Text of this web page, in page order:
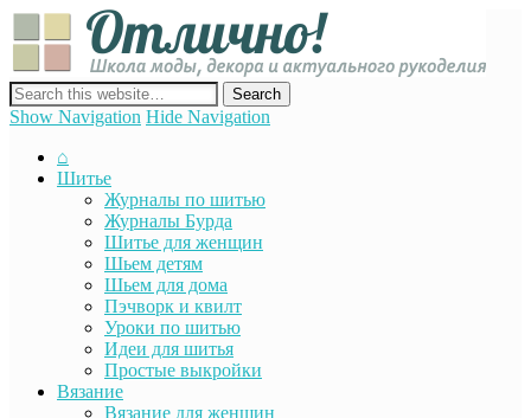
сайт о декоре, дизайне и моде, вязании, шитье и других видах
рукоделия
Show Navigation Hide Navigation
⌂
Шитье
Журналы по шитью
Журналы Бурда
Шитье для женщин
Шьем детям
Шьем для дома
Пэчворк и квилт
Уроки по шитью
Идеи для шитья
Простые выкройки
Вязание
Вязание для женщин